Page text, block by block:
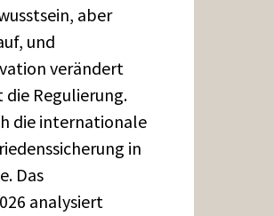
aber
und
verändert
die Regulierung.
die internationale
in
Das
analysiert